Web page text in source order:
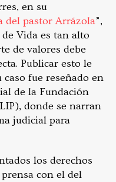
en su
del pastor Arrázola”,
Vida es tan alto
de valores debe
Publicar esto le
caso fue reseñado en
de la Fundación
donde se narran
judicial para
los derechos
con el del